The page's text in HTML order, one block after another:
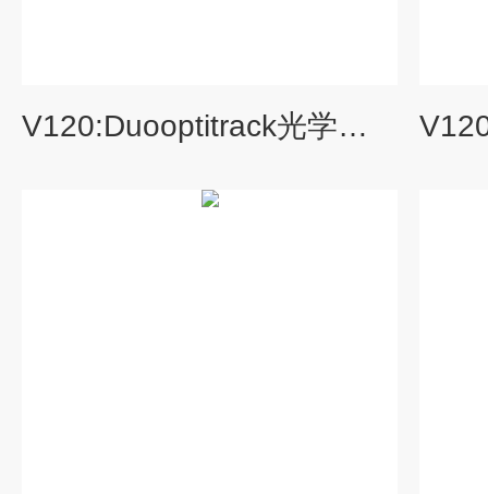
V120:Duooptitrack光学动作捕捉系统— V120:Duo